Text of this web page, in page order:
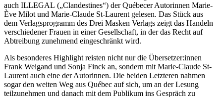
auch ILLEGAL („Clandestines“) der Québecer Autorinnen Marie-
Ève Milot und Marie-Claude St-Laurent gelesen. Das Stück aus
dem Verlagsprogramm des Drei Masken Verlags zeigt das Handeln
verschiedener Frauen in einer Gesellschaft, in der das Recht auf
Abtreibung zunehmend eingeschränkt wird.
Als besonderes Highlight reisten nicht nur die Übersetzer:innen
Frank Weigand und Sonja Finck an, sondern mit Marie-Claude St-
Laurent auch eine der Autorinnen. Die beiden Letzteren nahmen
sogar den weiten Weg aus Québec auf sich, um an der Lesung
teilzunehmen und danach mit dem Publikum ins Gespräch zu